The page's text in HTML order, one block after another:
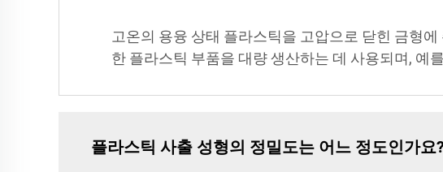
고온의 용융 상태 플라스틱을 고압으로 닫힌 금형
한 플라스틱 부품을 대량 생산하는 데 사용되며, 예
플라스틱 사출 성형의 정밀도는 어느 정도인가요